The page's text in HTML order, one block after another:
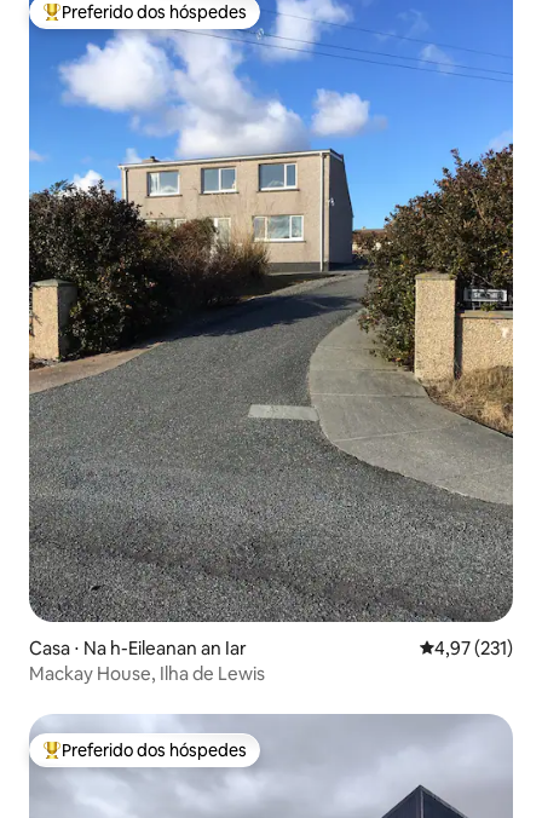
Entre os melhores preferidos dos hóspedes
Preferido dos hóspedes
Casa ⋅ Na h-Eileanan an Iar 4,97 de uma
4,97 (231)
Mackay House, Ilha de Lewis
Entre os melhores preferidos dos hóspedes
Preferido dos hóspedes